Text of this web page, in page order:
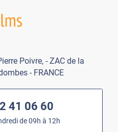
Poivre, - ZAC de la
- FRANCE
41 06 60
de 09h à 12h